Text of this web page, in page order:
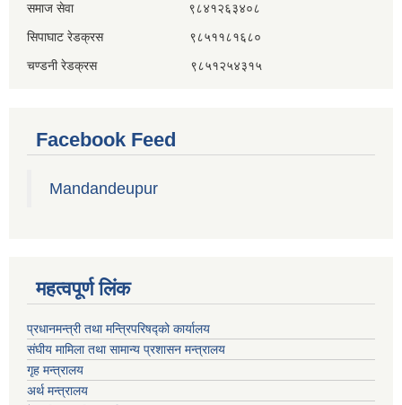
समाज सेवा ९८४१२६३४०८
सिपाघाट रेडक्रस ९८५११८१६८०
चण्डनी रेडक्रस ९८५१२५४३१५
Facebook Feed
Mandandeupur
महत्वपूर्ण लिंक
प्रधानमन्त्री तथा मन्त्रिपरिषद्को कार्यालय
संघीय मामिला तथा सामान्य प्रशासन मन्त्रालय
गृह मन्त्रालय
अर्थ मन्त्रालय